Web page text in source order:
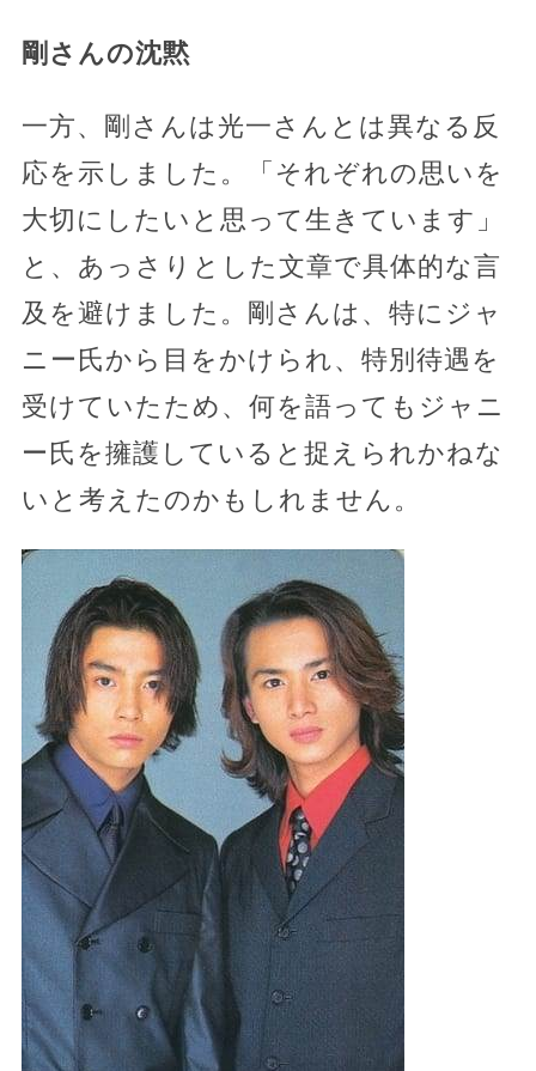
剛さんの沈黙
一方、剛さんは光一さんとは異なる反
応を示しました。「それぞれの思いを
大切にしたいと思って生きています」
と、あっさりとした文章で具体的な言
及を避けました。剛さんは、特にジャ
ニー氏から目をかけられ、特別待遇を
受けていたため、何を語ってもジャニ
ー氏を擁護していると捉えられかねな
いと考えたのかもしれません。